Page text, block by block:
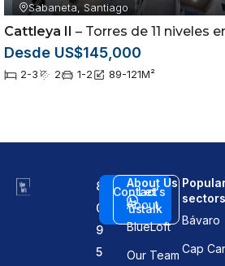
Sabaneta, Santiago
Cattleya II – Torres de 11 niveles
Desde US$145,000
2-3 2 1-2 89-121M²
8
0
9
5
Contact
us
Let's
talk
About Us
About
BlueLoft
Our Team
sectors
Bávaro
Cap